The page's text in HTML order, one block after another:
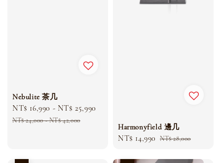
Nebulite 茶几
Sale
price
NT$ 16,990 - NT$ 25,990
NT$ 24,000-NT$ 42,000
Harmonyfield 邊几
Sale
NT$ 14,990 Regular
NT$ 28,000